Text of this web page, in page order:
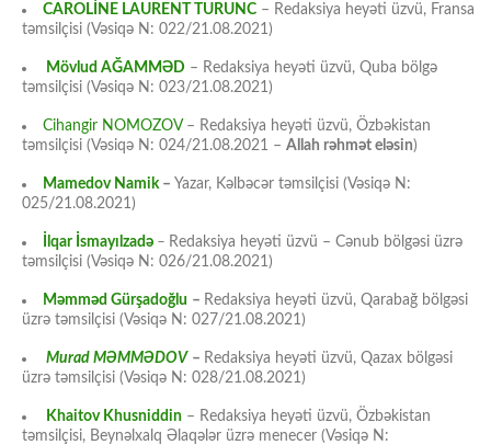
CAROLİNE LAURENT TURUNC – Redaksiya heyəti üzvü, Fransa
təmsilçisi (Vəsiqə N: 022/21.08.2021)
Mövlud AĞAMMƏD – Redaksiya heyəti üzvü, Quba bölgə
təmsilçisi (Vəsiqə N: 023/21.08.2021)
Cihangir NOMOZOV– Redaksiya heyəti üzvü, Özbəkistan
təmsilçisi (Vəsiqə N: 024/21.08.2021 – Allah rəhmət eləsin)
Mamedov Namik – Yazar, Kəlbəcər təmsilçisi (Vəsiqə N:
025/21.08.2021)
İlqar İsmayılzadə – Redaksiya heyəti üzvü – Cənub bölgəsi üzrə
təmsilçisi (Vəsiqə N: 026/21.08.2021)
Məmməd Gürşadoğlu – Redaksiya heyəti üzvü, Qarabağ bölgəsi
üzrə təmsilçisi (Vəsiqə N: 027/21.08.2021)
Murad MƏMMƏDOV – Redaksiya heyəti üzvü, Qazax bölgəsi
üzrə təmsilçisi (Vəsiqə N: 028/21.08.2021)
Khaitov Khusniddin – Redaksiya heyəti üzvü, Özbəkistan
təmsilçisi, Beynəlxalq Əlaqələr üzrə menecer (Vəsiqə N: